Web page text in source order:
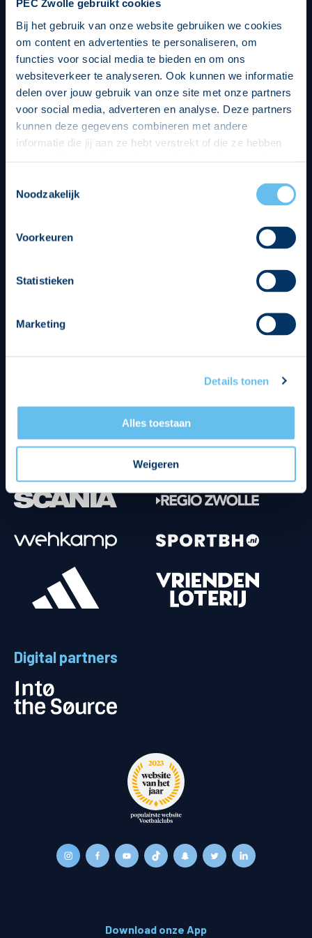
PEC Zwolle gebruikt cookies
Bij het gebruik van onze website gebruiken we cookies
om content en advertenties te personaliseren, om
functies voor social media te bieden en om ons
websiteverkeer te analyseren. Ook kunnen we informatie
delen over jouw gebruik van onze site met onze partners
voor social media, adverteren en analyse. Deze partners
kunnen deze gegevens combineren met andere
informatie die jij aan ze hebt verstrekt of die ze hebben
op een veilige en integere wijze. Je kunt je toestemming
beheren op de privacy- en cookieverklaring pagina.
Noodzakelijk
Voorkeuren
Statistieken
Marketing
Details tonen
Alles toestaan
Weigeren
Digital partners
Download onze App